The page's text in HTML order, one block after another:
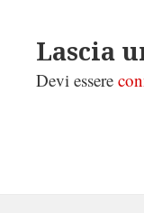
Lascia
Devi essere